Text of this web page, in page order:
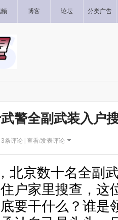
博客 论坛 分类广告
警全副武装入户
3条评论 | 查看/发表评论
京数十名全副武
户家里搜查，这
要干什么？谁是